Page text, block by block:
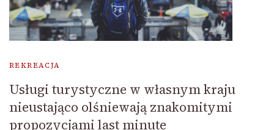
REKREACJA
Usługi turystyczne w własnym kraju
nieustająco olśniewają znakomitymi
propozycjami last minute